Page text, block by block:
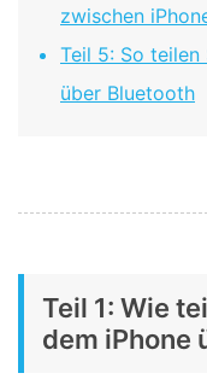
zwischen
Teil 5: So
über Bluetooth
Teil 1: Wie
dem iPhone